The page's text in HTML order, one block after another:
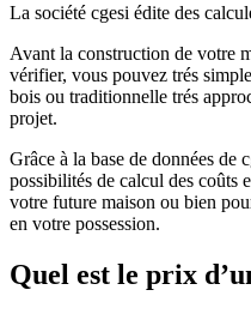
La société cgesi édite des
Avant la construction de votre
vérifier, vous pouvez trés
bois ou traditionnelle trés
projet.
Grâce à la base de données de
possibilités de calcul des coûts
votre future maison ou bien
en votre possession.
Quel est le prix